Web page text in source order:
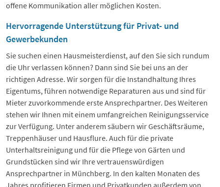
offene Kommunikation aller möglichen Kosten.
Hervorragende Unterstützung für Privat- und
Gewerbekunden
Sie suchen einen Hausmeisterdienst, auf den Sie sich rundum
die Uhr verlassen können? Dann sind Sie bei uns an der
richtigen Adresse. Wir sorgen für die Instandhaltung Ihres
Eigentums, führen notwendige Reparaturen aus und sind für
Mieter zuvorkommende erste Ansprechpartner. Des Weiteren
stehen wir Ihnen mit einem umfangreichen Reinigungsservice
zur Verfügung. Unter anderem säubern wir Geschäftsräume,
Treppenhäuser und Hausflure. Auch für die private
Unterhaltsreinigung und für die Pflege von Gärten und
Grundstücken sind wir Ihre vertrauenswürdigen
Ansprechpartner in Münchberg. In den kalten Monaten des
Jahres profitieren Firmen und Privatkunden außerdem von